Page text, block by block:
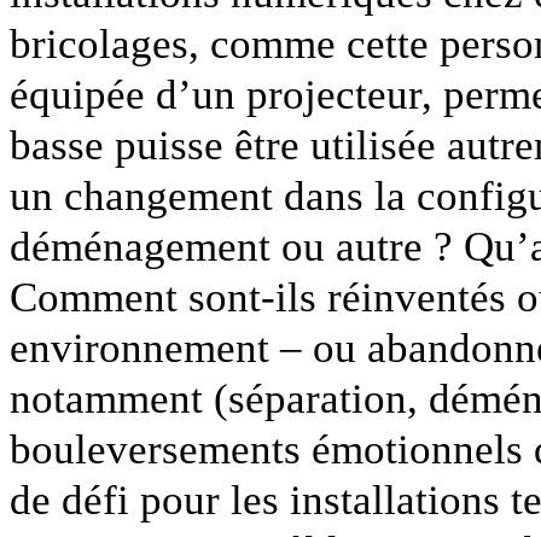
bricolages, comme cette
équipée d’un projecteur,
basse puisse être utilisée
un changement dans la
déménagement ou autre ?
Comment sont-ils réinventés
environnement – ou
notamment (séparation,
bouleversements
de défi pour les installations